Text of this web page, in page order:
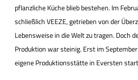
pflanzliche Küche blieb bestehen. Im
schließlich VEEZE, getrieben von der
Lebensweise in die Welt zu tragen. Doch
Produktion war steinig. Erst im
eigene Produktionsstätte in Eversten